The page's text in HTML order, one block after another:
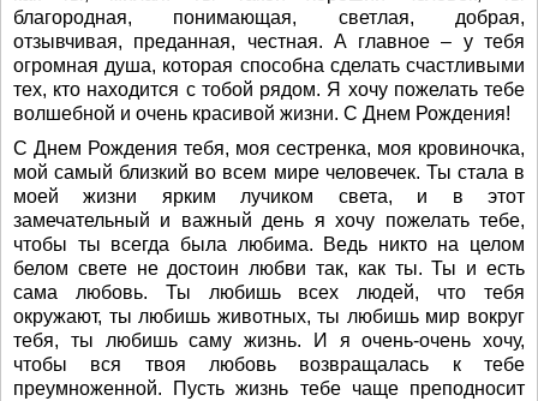
благородная, понимающая, светлая, добрая,
отзывчивая, преданная, честная. А главное – у тебя
огромная душа, которая способна сделать счастливыми
тех, кто находится с тобой рядом. Я хочу пожелать тебе
волшебной и очень красивой жизни. С Днем Рождения!
С Днем Рождения тебя, моя сестренка, моя кровиночка,
мой самый близкий во всем мире человечек. Ты стала в
моей жизни ярким лучиком света, и в этот
замечательный и важный день я хочу пожелать тебе,
чтобы ты всегда была любима. Ведь никто на целом
белом свете не достоин любви так, как ты. Ты и есть
сама любовь. Ты любишь всех людей, что тебя
окружают, ты любишь животных, ты любишь мир вокруг
тебя, ты любишь саму жизнь. И я очень-очень хочу,
чтобы вся твоя любовь возвращалась к тебе
преумноженной. Пусть жизнь тебе чаще преподносит